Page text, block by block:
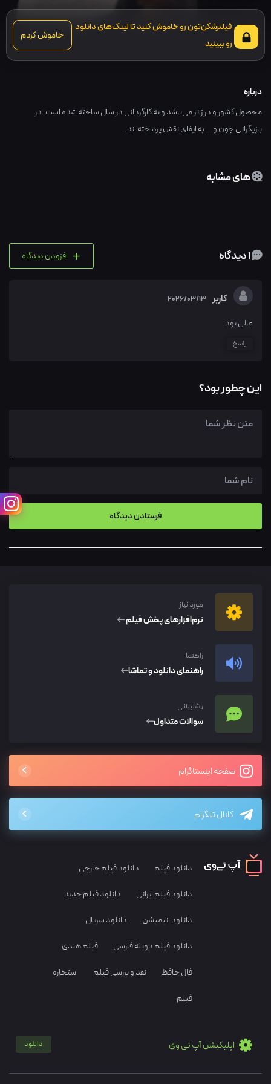
فیلترشکن‌تون رو خاموش کنید تا لینک‌های دانلود
رو ببینید
خاموش کردم
درباره
محصول کشور و در ژانر می‌باشد و به کارگردانی در سال ساخته شده است. در
بازیگرانی چون و... به ایفای نقش پرداخته اند.
های مشابه
+ افزودن دیدگاه
کاربر 2026/03/13
عالی بود
پاسخ
این چطور بود؟
مورد نیاز
نرم‌افزار‌های پخش فیلم
راهنما
راهنمای دانلود و تماشا
پشتیبانی
سوالات متداول
صفحه اینستاگرام
کانال تلگرام
دانلود فیلم دانلود فیلم خارجی
دانلود فیلم ایرانی دانلود فیلم جدید
دانلود انیمیشن دانلود سریال
دانلود فیلم دوبله فارسی فیلم هندی
فال حافظ نقد و بررسی فیلم استخاره
فیلم
اپلیکیشن آپ تی وی دانلود